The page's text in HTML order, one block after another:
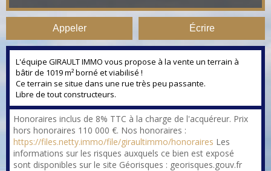
Appeler Écrire
L'équipe GIRAULT IMMO vous propose à la vente un terrain à
bâtir de 1019 m² borné et viabilisé !
Ce terrain se situe dans une rue très peu passante.
Libre de tout constructeurs.
Honoraires inclus de 8% TTC à la charge de l'acquéreur. Prix
hors honoraires 110 000 €. Nos honoraires :
https://files.netty.immo/file/giraultimmo/honoraires Les
informations sur les risques auxquels ce bien est exposé
sont disponibles sur le site Géorisques : georisques.gouv.fr